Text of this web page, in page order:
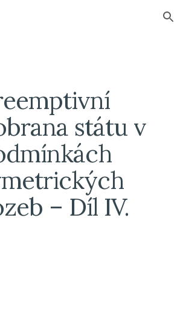
Skip to navigation
státu v
– Díl IV.